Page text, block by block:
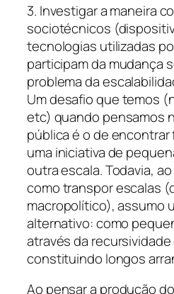
3. Investigar a maneira
sociotécnicos
tecnologias utilizadas
participam da mudança
problema da
Um desafio que temos
etc) quando pensamos
pública é o de
uma iniciativa de
outra escala. Todavia,
como transpor escalas
macropolítico), assumo
alternativo: como
através da
constituindo longos
Ao pensar a produção